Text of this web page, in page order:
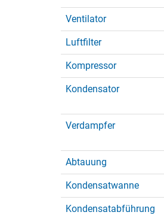
Ventilator
Luftfilter
Kompressor
Kondensator
Verdampfer
Abtauung
Kondensatwanne
Kondensatabführung